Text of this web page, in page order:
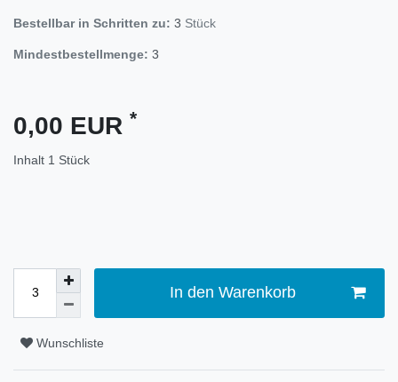
Bestellbar in Schritten zu: 3 Stück
Mindestbestellmenge: 3
0,00 EUR *
Inhalt 1 Stück
In den Warenkorb
Wunschliste